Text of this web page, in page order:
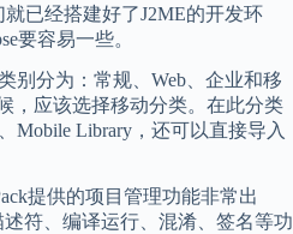
已经搭建好了J2ME的开发环
要容易一些。
分为：常规、Web、企业和移
，应该选择移动分类。在此分类
Mobile Library，还可以直接导入
提供的项目管理功能非常出
符、编译运行、混淆、签名等功